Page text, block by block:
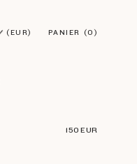
(EUR)
PANIER (0)
150 EUR